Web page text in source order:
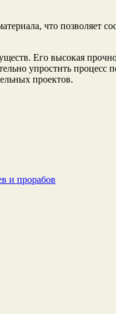
что позволяет
Его высокая
упростить процесс
проектов.
и прорабов